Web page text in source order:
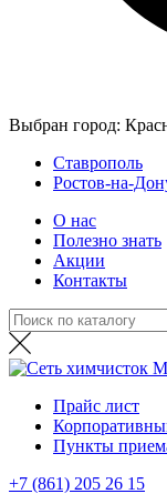
Выбран город:
Ставрополь
Ростов-на-
О нас
Полезно знать
Акции
Контакты
Прайс лист
Пункты
+7 (861) 205 26 15